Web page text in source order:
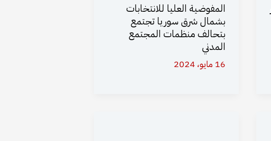
المفوضية العليا للانتخابات
بشمال شرق سوريا تجتمع
بتحالف منظمات المجتمع
المدني
16 مايو، 2024